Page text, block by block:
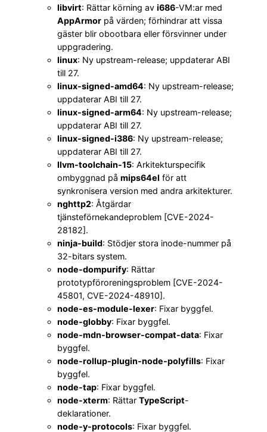
libvirt: Rättar körning av i686-VM:ar med
AppArmor på värden; förhindrar att vissa
gäster blir obootbara eller försvinner under
uppgradering.
linux: Ny upstream-release; uppdaterar ABI
till 27.
linux-signed-amd64: Ny upstream-release;
uppdaterar ABI till 27.
linux-signed-arm64: Ny upstream-release;
uppdaterar ABI till 27.
linux-signed-i386: Ny upstream-release;
uppdaterar ABI till 27.
llvm-toolchain-15: Arkitekturspecifik
ombyggnad på mips64el för att
synkronisera version med andra arkitekturer.
nghttp2: Åtgärdar
tjänsteförnekandeproblem [CVE-2024-
28182].
ninja-build: Stödjer stora inode-nummer på
32-bitars system.
node-dompurify: Rättar
prototypföroreningsproblem [CVE-2024-
45801, CVE-2024-48910].
node-es-module-lexer: Fixar byggfel.
node-globby: Fixar byggfel.
node-mdn-browser-compat-data: Fixar
byggfel.
node-rollup-plugin-node-polyfills: Fixar
byggfel.
node-tap: Fixar byggfel.
node-xterm: Rättar TypeScript-
deklarationer.
node-y-protocols: Fixar byggfel.